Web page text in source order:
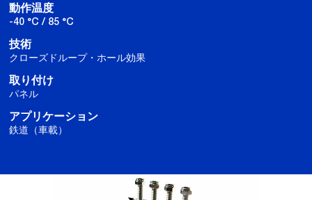
動作温度
-40 °C / 85 °C
技術
クローズドループ・ホール効果
取り付け
パネル
アプリケーション
鉄道（車載）